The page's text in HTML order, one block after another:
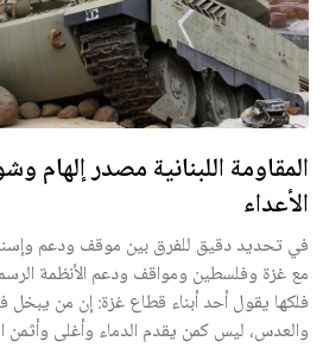
المقاومة اللبنانية مصدر
الأعداء
في تحديد دقيق للفرق بين موقف ودعم وإسناد
مع غزة وفلسطين ومواقف ودعم الأنظمة
فلكها يقول أحد أبناء قطاع غزة: إن من يبخل
والعدس، ليس كمن يقدم الدماء وأغلى وأثمن